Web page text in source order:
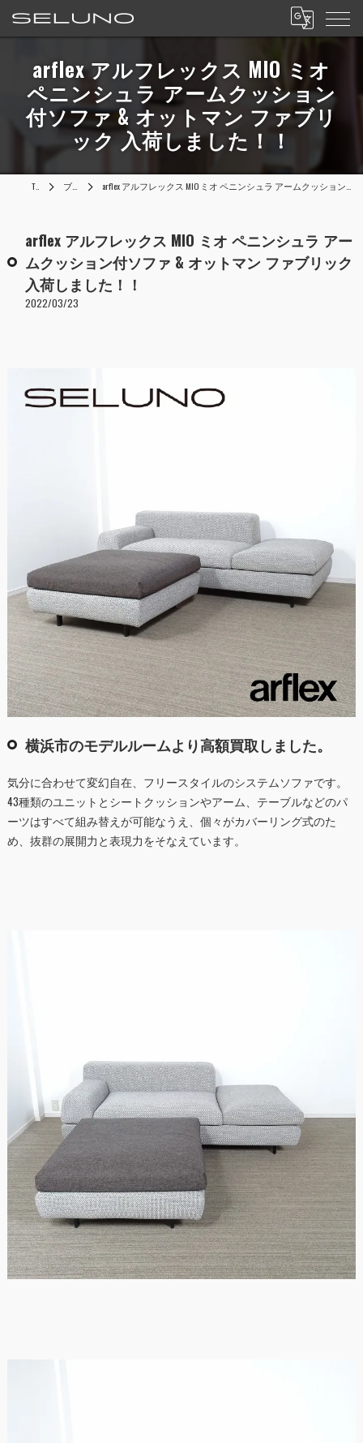
arflex アルフレックス MIO ミオ
ペニンシュラ アームクッション
付ソファ & オットマン ファブリ
ック 入荷しました！！
TOP ブログ arflex アルフレックス MIO ミオ ペニンシュラ アームクッション付ソファ & オットマン ファブリック 入荷しました！！
arflex アルフレックス MIO ミオ ペニンシュラ アー
ムクッション付ソファ & オットマン ファブリック
入荷しました！！
2022/03/23
横浜市のモデルルームより高額買取しました。
気分に合わせて変幻自在、フリースタイルのシステムソファです。
43種類のユニットとシートクッションやアーム、テーブルなどのパ
ーツはすべて組み替えが可能なうえ、個々がカバーリング式のた
め、抜群の展開力と表現力をそなえています。